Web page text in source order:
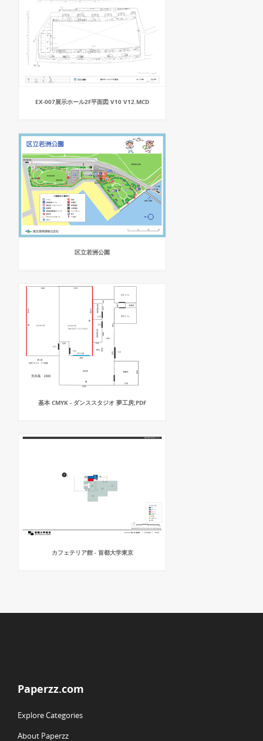
EX-007展示ホール2F平面図 V10 V12.MCD
区立若洲公園
基本 CMYK - ダンススタジオ 夢工房;PDF
カフェテリア館 - 首都大学東京
Paperzz.com
Explore Categories
About Paperzz